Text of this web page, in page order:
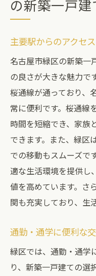
の新築一戸
主要駅からのアクセ
名古屋市緑区の新築一
の良さが大きな魅力で
桜通線が通っており、
常に便利です。桜通線
時間を短縮でき、家族
できます。また、緑区
での移動もスムーズで
適な生活環境を提供し
値を高めています。さ
関も充実しており、生
通勤・通学に便利な
緑区では、通勤・通学
り、新築一戸建ての選